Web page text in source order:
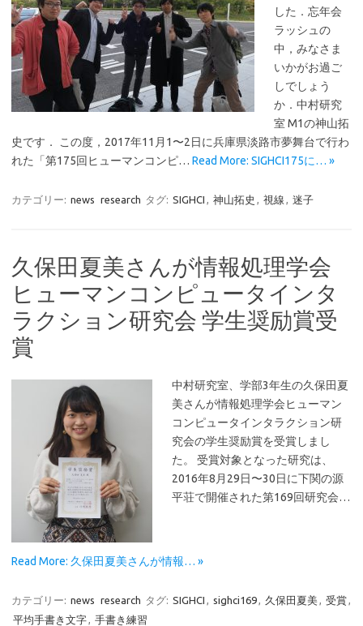
した．忘年会
ラッシュの
中，みなさま
いかがお過ご
しでしょう
か．中村研究
室 M1の神山拓
史です． この度，2017年11月1〜2日に兵庫県淡路市夢舞台で行わ
れた「第175回ヒューマンコンピ… Read More: SIGHCI175に… »
カテゴリー: news research タグ: SIGHCI , 神山拓史 , 視線 , 迷子
久保田夏美さんが情報処理学会
ヒューマンコンピュータインタ
ラクション研究会 学生奨励賞受
賞
中村研究室、学部3年生の久保田夏
美さんが情報処理学会ヒューマン
コンピュータインタラクション研
究会の学生奨励賞を受賞しまし
た。 受賞対象となった研究は、
2016年8月29日〜30日に下関の源
平荘で開催された第169回研究会…
Read More: 久保田夏美さんが情報… »
カテゴリー: news research タグ: SIGHCI sighci169 久保田夏美 受賞
平均手書き文字
手書き練習